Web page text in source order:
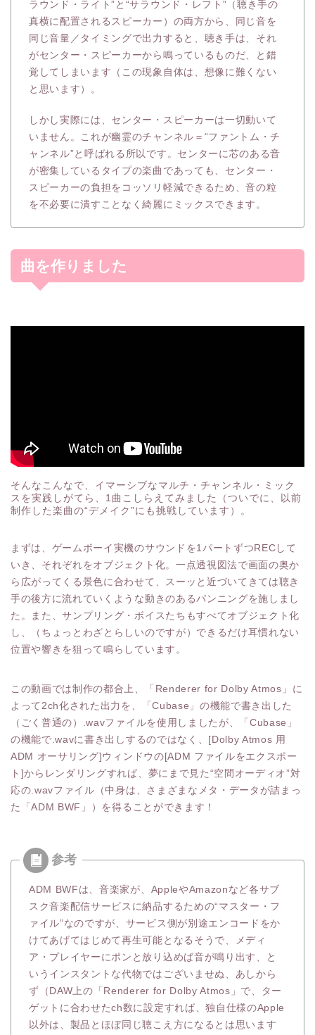
ラウンド・ライト”と“サラウンド・レフト”（聴き手の
真横に配置されるスピーカー）の両方から、同じ音を
同じ音量／タイミングで出力すると、聴き手は、それ
がセンター・スピーカーから鳴っているものだ、と錯
覚してしまいます（この現象自体は、想像に難くない
と思います）。
しかし実際には、センター・スピーカーは一切動いて
いません。これが幽霊のチャンネル＝“ファントム・チ
ャンネル”と呼ばれる所以です。センターに芯のある音
が密集しているタイプの楽曲であっても、センター・
スピーカーの負担をコッソリ軽減できるため、音の粒
を不必要に潰すことなく綺麗にミックスできます。
曲を作りました
そんなこんなで、イマーシブなマルチ・チャンネル・ミック
スを実践しがてら、1曲こしらえてみました（ついでに、以前
制作した楽曲の“デメイク”にも挑戦しています）。
まずは、ゲームボーイ実機のサウンドを1パートずつRECして
いき、それぞれをオブジェクト化。一点透視図法で画面の奥か
ら広がってくる景色に合わせて、スーッと近づいてきては聴き
手の後方に流れていくような動きのあるパンニングを施しまし
た。また、サンプリング・ボイスたちもすべてオブジェクト化
し、（ちょっとわざとらしいのですが）できるだけ耳慣れない
位置や響きを狙って鳴らしています。
この動画では制作の都合上、「Renderer for Dolby Atmos」に
よって2ch化された出力を、「Cubase」の機能で書き出した
（ごく普通の）.wavファイルを使用しましたが、「Cubase」
の機能で.wavに書き出しするのではなく、[Dolby Atmos 用
ADM オーサリング]ウィンドウの[ADM ファイルをエクスポー
ト]からレンダリングすれば、夢にまで見た“空間オーディオ”対
応の.wavファイル（中身は、さまざまなメタ・データが詰まっ
た「ADM BWF」）を得ることができます！
ADM BWFは、音楽家が、AppleやAmazonなど各サブ
スク音楽配信サービスに納品するための“マスター・フ
ァイル”なのですが、サービス側が別途エンコードをか
けてあげてはじめて再生可能となるそうで、メディ
ア・プレイヤーにポンと放り込めば音が鳴り出す、と
いうインスタントな代物ではございませぬ、あしから
ず（DAW上の「Renderer for Dolby Atmos」で、ター
ゲットに合わせたch数に設定すれば、独自仕様のApple
以外は、製品とほぼ同じ聴こえ方になるとは思います